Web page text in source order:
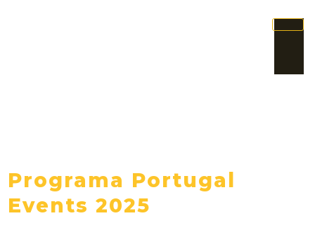
Programa Portugal
Events 2025